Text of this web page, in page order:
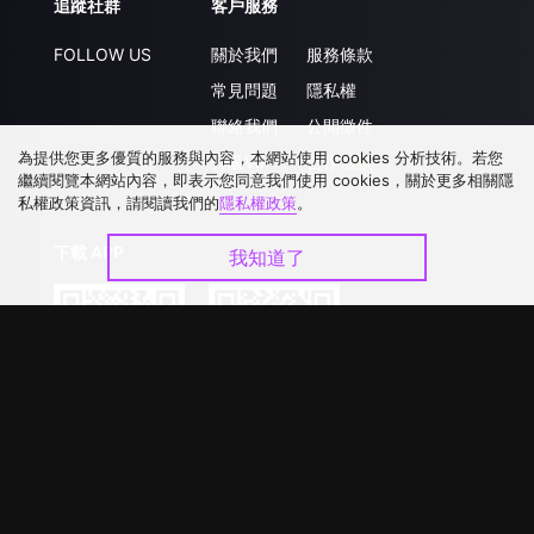
追蹤社群
FOLLOW US
客戶服務
關於我們
常見問題
聯絡我們
升級VIP
服務條款
隱私權
公開徵件
合作洽談
為提供您更多優質的服務與內容，本網站使用 cookies 分析技術。若您
繼續閱覽本網站內容，即表示您同意我們使用 cookies，關於更多相關隱
私權政策資訊，請閱讀我們的隱私權政策。
我知道了